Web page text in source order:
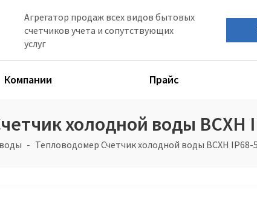
Агрегатор продаж всех видов бытовых
счетчиков учета и сопутствующих
услуг
Компании Прайс
холодной воды ВСХН
Тепловодомер Счетчик холодной воды ВСХН IP68-